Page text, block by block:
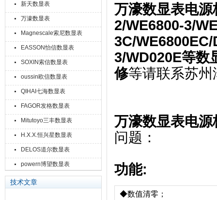
新天数显表
万濠数显表
Magnescale索尼数显表
EASSON怡信数显表
SOXIN索信数显表
oussin欧信数显表
QIHAI七海数显表
FAGOR发格数显表
Mitutoyo三丰数显表
H.X.X.恒兴星数显表
DELOS道尔数显表
powern博望数显表
技术文章
万濠数显表电
2/WE6800-3/
3C/
3/WD020E等数
修等请联系苏
万濠数显表电
问题：
功能:
◆数值清零；